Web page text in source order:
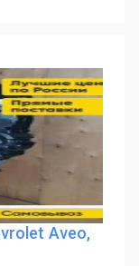
Aveo,